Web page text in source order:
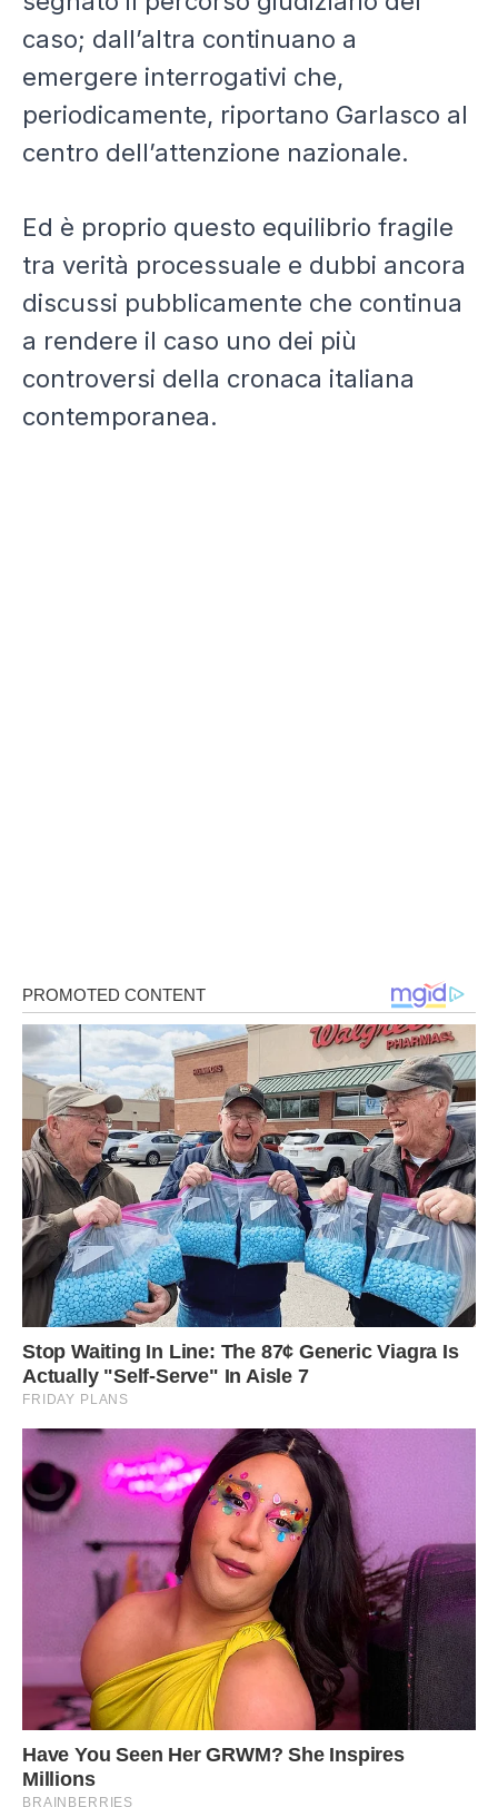
caso; dall’altra continuano a
emergere interrogativi che,
periodicamente, riportano Garlasco al
centro dell’attenzione nazionale.
Ed è proprio questo equilibrio fragile
tra verità processuale e dubbi ancora
discussi pubblicamente che continua
a rendere il caso uno dei più
controversi della cronaca italiana
contemporanea.